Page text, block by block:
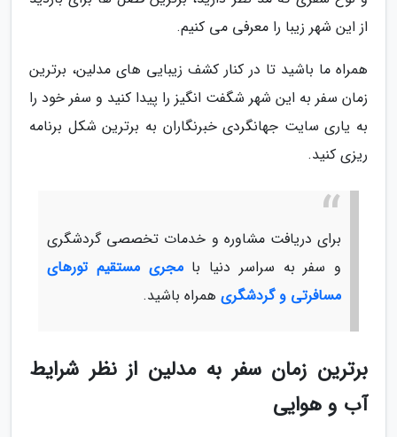
از این شهر زیبا را معرفی می کنیم.
همراه ما باشید تا در کنار کشف زیبایی های مدلین، برترین
زمان سفر به این شهر شگفت انگیز را پیدا کنید و سفر خود را
به یاری سایت جهانگردی خبرنگاران به برترین شکل برنامه
ریزی کنید.
برای دریافت مشاوره و خدمات تخصصی گردشگری
و سفر به سراسر دنیا بامجری مستقیم تورهای
مسافرتی و گردشگری همراه باشید.
برترین زمان سفر به مدلین از نظر شرایط
آب و هوایی